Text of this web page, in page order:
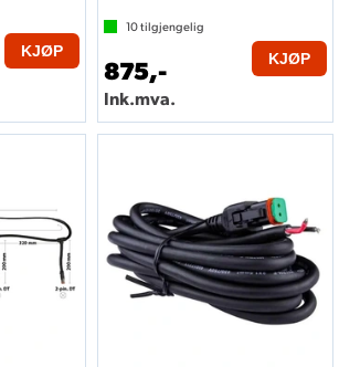
KJØP
10tilgjengelig
875,-
Ink.mva.
KJØP